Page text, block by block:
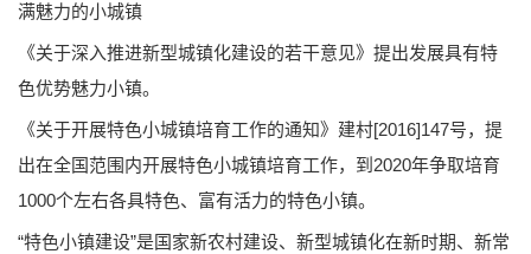
满魅力的小城镇
《关于深入推进新型城镇化建设的若干意见》提出发展具有特
色优势魅力小镇。
《关于开展特色小城镇培育工作的通知》建村[2016]147号，提
出在全国范围内开展特色小城镇培育工作，到2020年争取培育
1000个左右各具特色、富有活力的特色小镇。
“特色小镇建设”是国家新农村建设、新型城镇化在新时期、新常